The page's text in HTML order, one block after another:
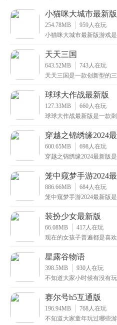
小猫咪大城市最新
254.78MB 959 人在玩
小猫咪大城市最新版游戏
意外
天天三国
643.52MB 743 人在玩
天天三国是一款创新型的
亮。
球球大作战最新版
127.33MB 660 人在玩
球球大作战最新版是一款
球的
穿越之锦绣缘2024
600.65MB 698 人在玩
穿越之锦绣缘2024最新版
笼中窥梦手游2024
886.66MB 684 人在玩
笼中窥梦手游2024最新版
装扮少女最新版
66.08MB 417 人在玩
现在的女孩子普遍都是喜
女最
星露谷物语
398.5MB 930 人在玩
不知道大家小时候有没有
赛尔号h5互通版
196.94MB 768 人在玩
不知道大家童年玩过哪些